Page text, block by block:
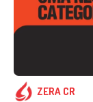
ZERA CR